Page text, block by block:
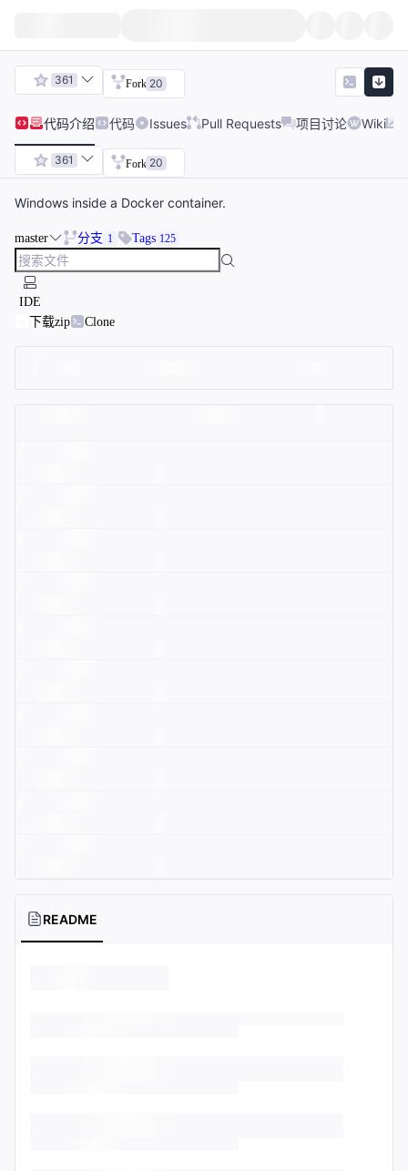
361 Fork 20
代码介绍 代码 Issues Pull Requests 项目讨论 Wiki
361 Fork 20
Windows inside a Docker container.
master 分支 1 Tags 125
IDE
下载zip
Clone
README